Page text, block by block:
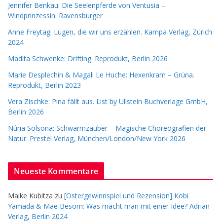
Jennifer Benkau: Die Seelenpferde von Ventusia –
Windprinzessin. Ravensburger
Anne Freytag: Lügen, die wir uns erzählen. Kampa Verlag, Zürich
2024
Madita Schwenke: Drifting. Reprodukt, Berlin 2026
Marie Desplechin & Magali Le Huche: Hexenkram – Grüna.
Reprodukt, Berlin 2023
Vera Zischke: Pina fällt aus. List by Ullstein Buchverlage GmbH,
Berlin 2026
Núria Solsona: Schwarmzauber – Magische Choreografien der
Natur. Prestel Verlag, München/London/New York 2026
Neueste Kommentare
Maike Kubitza zu [Ostergewinnspiel und Rezension] Kobi
Yamada & Mae Besom: Was macht man mit einer Idee? Adrian
Verlag, Berlin 2024